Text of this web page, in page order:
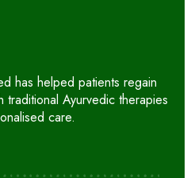
has helped patients regain
traditional Ayurvedic therapies
care.